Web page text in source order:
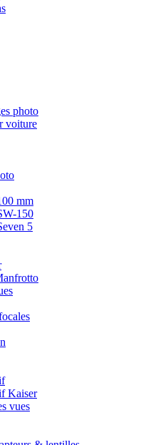
photo
voiture
mm
150
5
Kaiser
vues